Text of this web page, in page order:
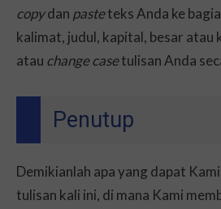
copydan pasteteks Anda ke
kalimat, judul, kapital, besar atau
atau change casetulisan Anda
Penutup
Demikianlah apa yang dapat
tulisan kali ini, di mana Kami